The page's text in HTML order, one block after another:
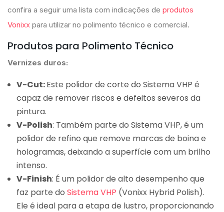
confira a seguir uma lista com indicações de produtos
Vonixx para utilizar no polimento técnico e comercial.
Produtos para Polimento Técnico
Vernizes duros:
V-Cut:Este polidor de corte do Sistema VHP é
capaz de remover riscos e defeitos severos da
pintura.
V-Polish: Também parte do Sistema VHP, é um
polidor de refino que remove marcas de boina e
hologramas, deixando a superfície com um brilho
intenso.
V-Finish: É um polidor de alto desempenho que
faz parte do Sistema VHP (Vonixx Hybrid Polish).
Ele é ideal para a etapa de lustro, proporcionando